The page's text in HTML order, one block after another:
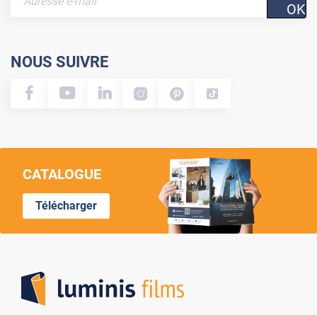
OK
NOUS SUIVRE
CATALOGUE
Télécharger